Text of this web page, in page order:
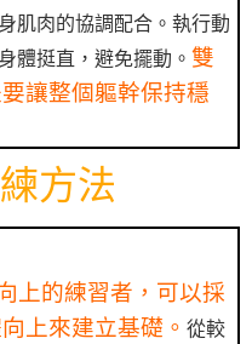
肌肉的協調配合。執行動
體挺直，避免擺動。 雙
讓整個軀幹保持穩
方法
上的練習者，可以採
上來建立基礎。 從較